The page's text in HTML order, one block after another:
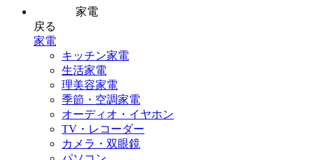
家電
戻る
家電
キッチン家電
生活家電
理美容家電
季節・空調家電
オーディオ・イヤホン
TV・レコーダー
カメラ・双眼鏡